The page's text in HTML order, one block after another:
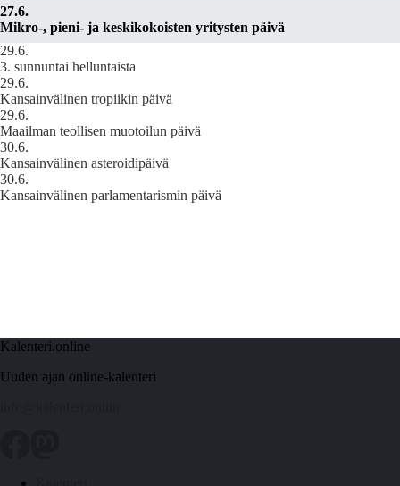
27.6.
Mikro-, pieni- ja keskikokoisten yritysten päivä
29.6.
3. sunnuntai helluntaista
29.6.
Kansainvälinen tropiikin päivä
29.6.
Maailman teollisen muotoilun päivä
30.6.
Kansainvälinen asteroidipäivä
30.6.
Kansainvälinen parlamentarismin päivä
Kalenteri.online
Uuden ajan online-kalenteri